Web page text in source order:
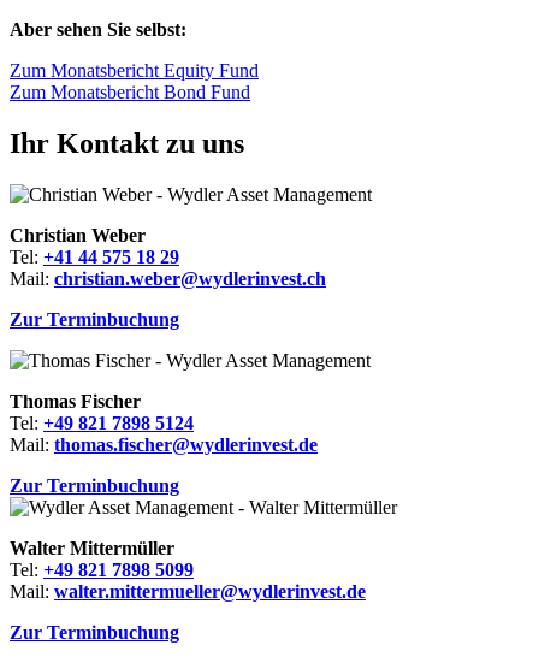
Aber sehen Sie selbst:
Zum Monatsbericht Equity Fund
Zum Monatsbericht Bond Fund
Ihr Kontakt zu uns
Christian Weber
Tel: +41 44 575 18 29
Mail: christian.weber@wydlerinvest.ch
Zur Terminbuchung
Thomas Fischer
Tel: +49 821 7898 5124
Mail: thomas.fischer@wydlerinvest.de
Zur Terminbuchung
Walter Mittermüller
Tel: +49 821 7898 5099
Mail: walter.mittermueller@wydlerinvest.de
Zur Terminbuchung